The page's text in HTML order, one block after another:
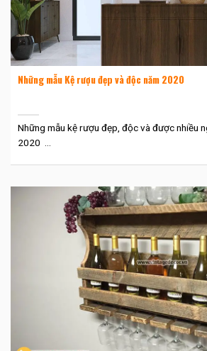
Những mẫu Kệ rượu đẹp và độc năm 2020
Những mẫu kệ rượu đẹp, độc và được nhiều
2020 ...